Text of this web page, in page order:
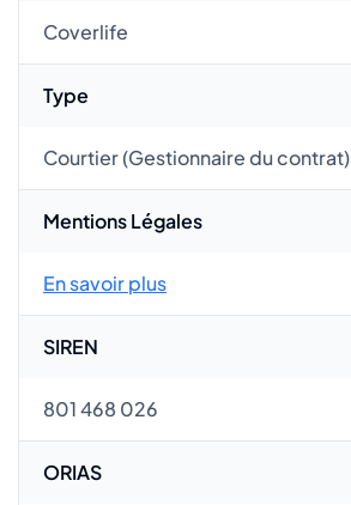
Coverlife
Type
Courtier (Gestionnaire du contrat)
Mentions Légales
En savoir plus
SIREN
801 468 026
ORIAS